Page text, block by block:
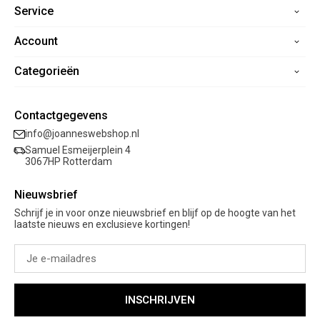
Service
Home
Veelgestelde vragen
Retourneren
Garantie
Account
Registreren
Mijn verlanglijst
Categorieën
Sale
Kleding
Schoenen
Cadeaubon
Contactgegevens
info@joanneswebshop.nl
Samuel Esmeijerplein 4
3067HP Rotterdam
Nieuwsbrief
Schrijf je in voor onze nieuwsbrief en blijf op de hoogte van het
laatste nieuws en exclusieve kortingen!
INSCHRIJVEN